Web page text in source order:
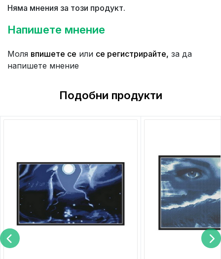
Няма мнения за този продукт.
Напишете мнение
Моля впишете се или се регистрирайте, за да
напишете мнение
Подобни продукти